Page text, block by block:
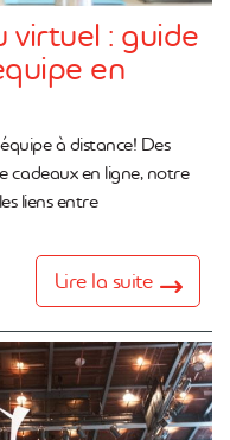
virtuel : guide
en
à distance! Des
cadeaux en ligne, notre
liens entre
Lire la suite